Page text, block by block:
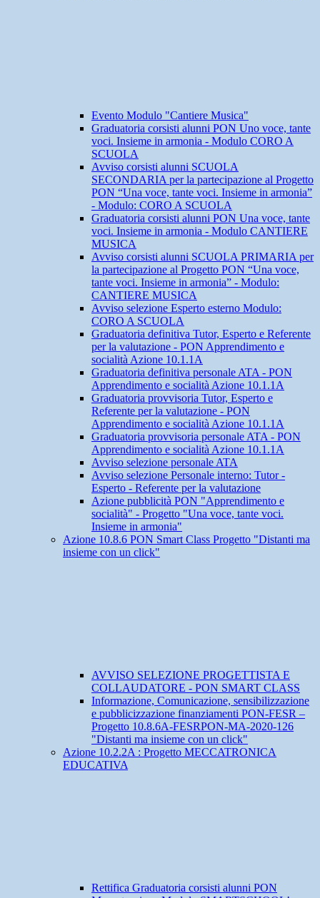
Evento Modulo "Cantiere Musica"
Graduatoria corsisti alunni PON Uno voce, tante
voci. Insieme in armonia - Modulo CORO A
SCUOLA
Avviso corsisti alunni SCUOLA
SECONDARIA per la partecipazione al Progetto
PON “Una voce, tante voci. Insieme in armonia”
- Modulo: CORO A SCUOLA
Graduatoria corsisti alunni PON Una voce, tante
voci. Insieme in armonia - Modulo CANTIERE
MUSICA
Avviso corsisti alunni SCUOLA PRIMARIA per
la partecipazione al Progetto PON “Una voce,
tante voci. Insieme in armonia” - Modulo:
CANTIERE MUSICA
Avviso selezione Esperto esterno Modulo:
CORO A SCUOLA
Graduatoria definitiva Tutor, Esperto e Referente
per la valutazione - PON Apprendimento e
socialità Azione 10.1.1A
Graduatoria definitiva personale ATA - PON
Apprendimento e socialità Azione 10.1.1A
Graduatoria provvisoria Tutor, Esperto e
Referente per la valutazione - PON
Apprendimento e socialità Azione 10.1.1A
Graduatoria provvisoria personale ATA - PON
Apprendimento e socialità Azione 10.1.1A
Avviso selezione personale ATA
Avviso selezione Personale interno: Tutor -
Esperto - Referente per la valutazione
Azione pubblicità PON "Apprendimento e
socialità" - Progetto "Una voce, tante voci.
Insieme in armonia"
Azione 10.8.6 PON Smart Class Progetto "Distanti ma
insieme con un click"
AVVISO SELEZIONE PROGETTISTA E
COLLAUDATORE - PON SMART CLASS
Informazione, Comunicazione, sensibilizzazione
e pubblicizzazione finanziamenti PON-FESR –
Progetto 10.8.6A-FESRPON-MA-2020-126
"Distanti ma insieme con un click"
Azione 10.2.2A : Progetto MECCATRONICA
EDUCATIVA
Rettifica Graduatoria corsisti alunni PON